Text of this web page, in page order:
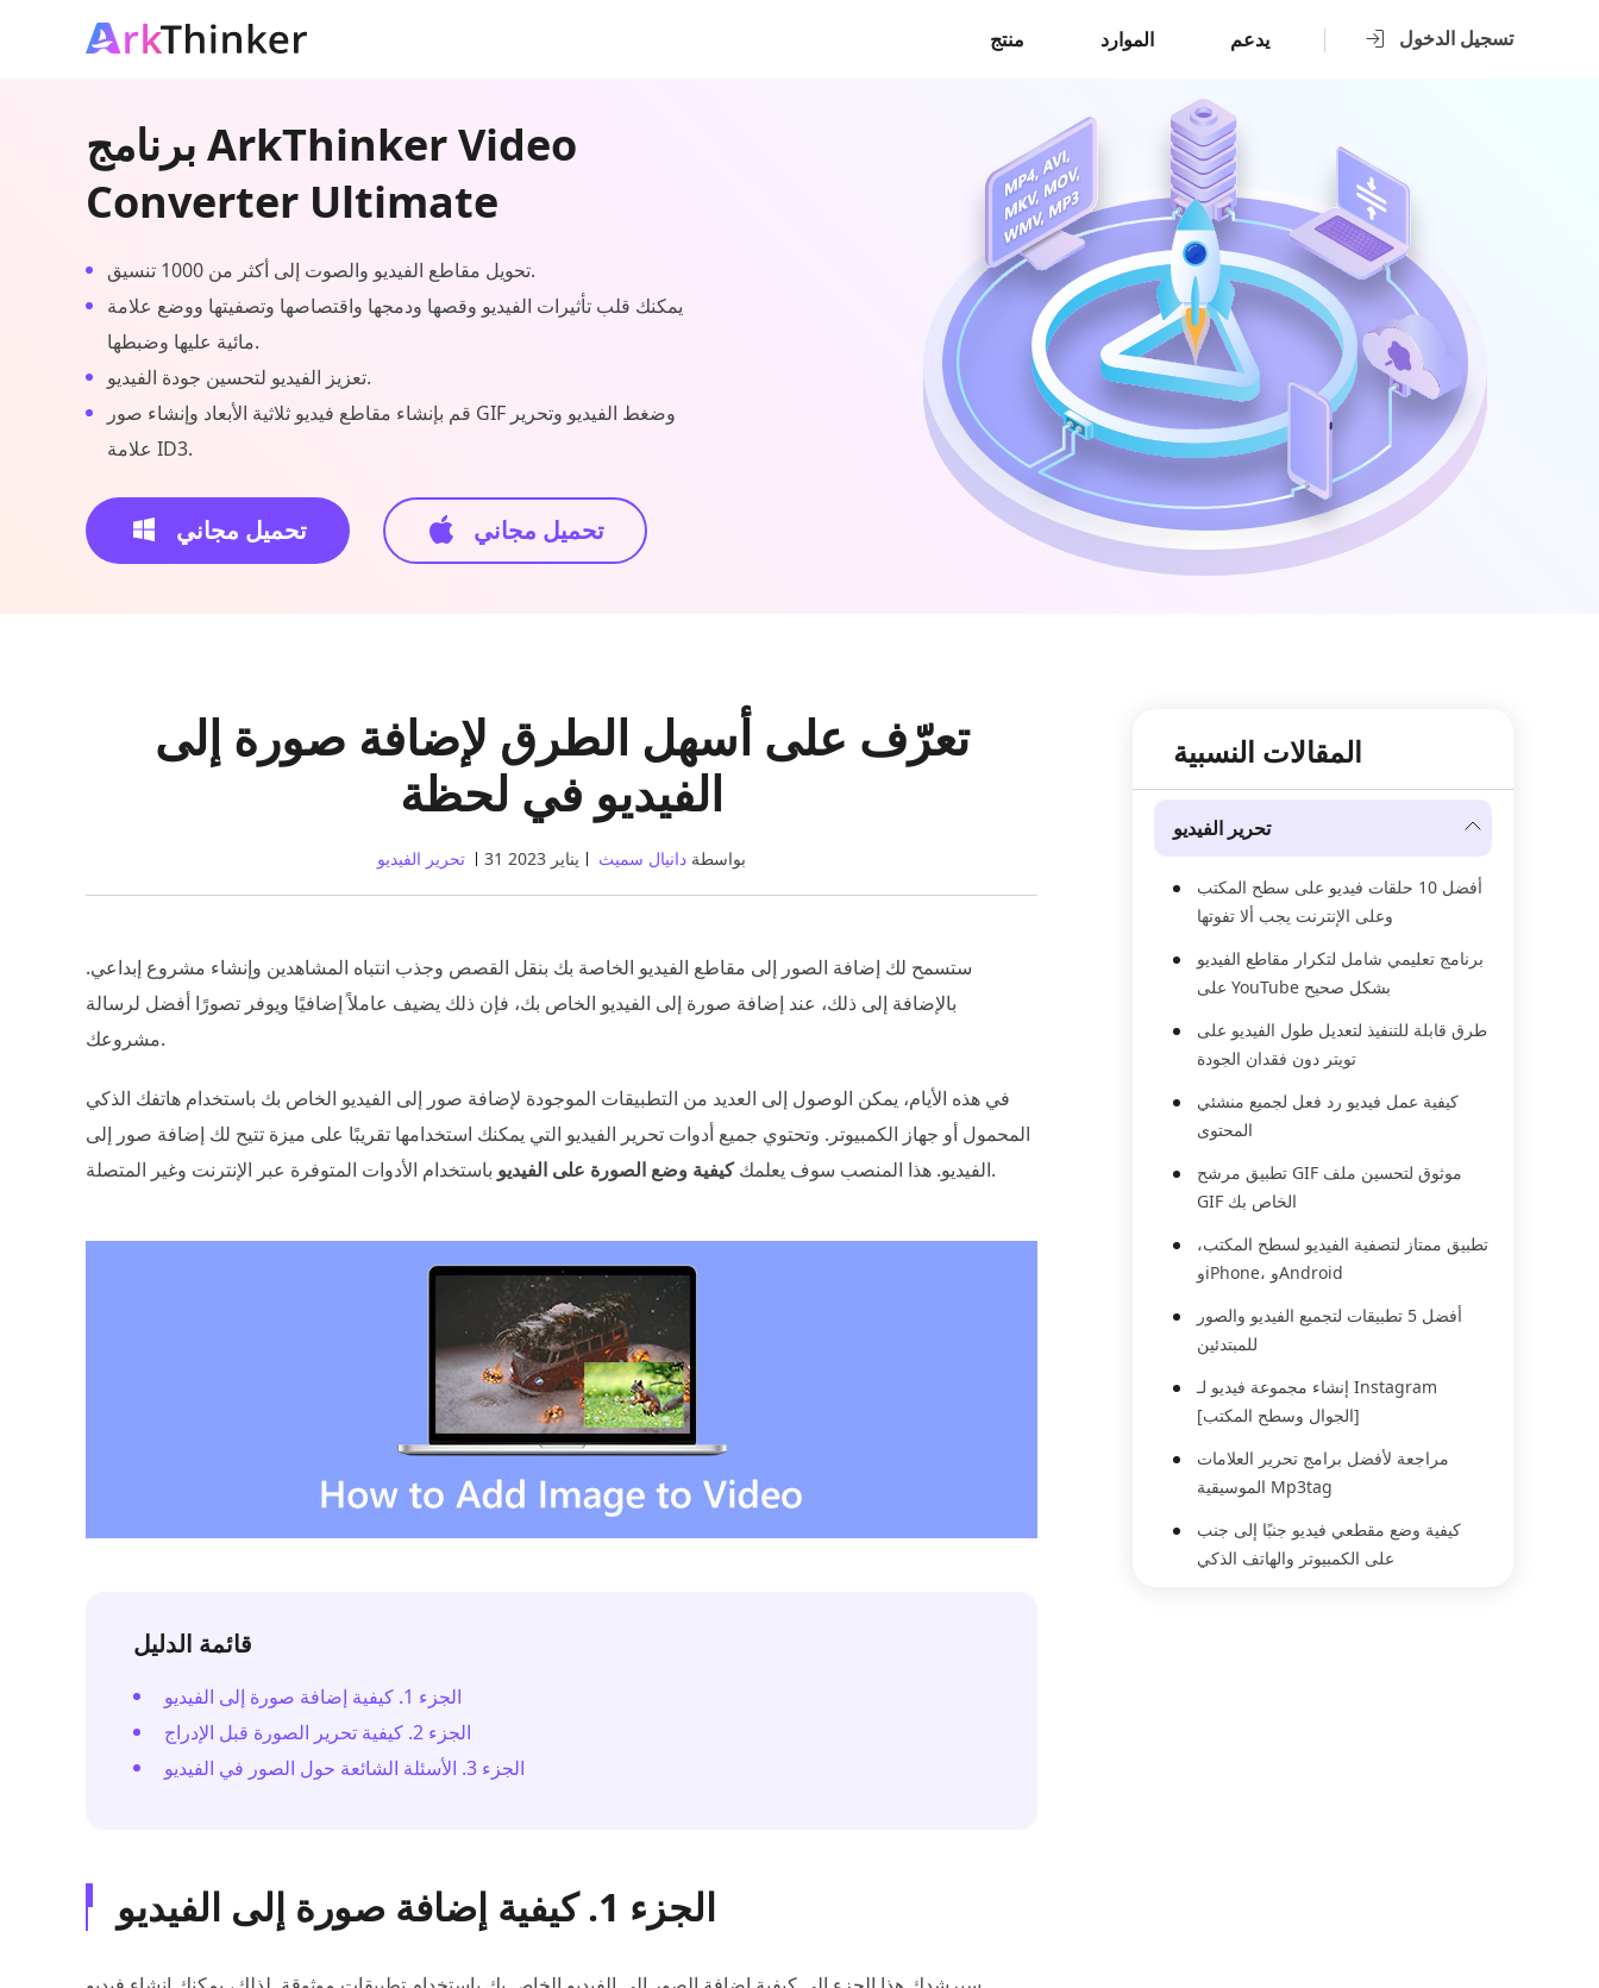
تسجيل الدخول منتج الموارد يدعم
برنامج ArkThinker Video
Converter Ultimate
تحويل مقاطع الفيديو والصوت إلى أكثر من 1000 تنسيق.
يمكنك قلب تأثيرات الفيديو وقصها ودمجها واقتصاصها وتصفيتها ووضع علامة
مائية عليها وضبطها.
تعزيز الفيديو لتحسين جودة الفيديو.
قم بإنشاء مقاطع فيديو ثلاثية الأبعاد وإنشاء صور GIF وضغط الفيديو وتحرير
علامة ID3.
تحميل مجاني تحميل مجاني
تعرّف على أسهل الطرق لإضافة صورة إلى
الفيديو في لحظة
بواسطة دانيال سميث 31 يناير 2023 تحرير الفيديو
ستسمح لك إضافة الصور إلى مقاطع الفيديو الخاصة بك بنقل القصص وجذب انتباه المشاهدين وإنشاء مشروع إبداعي.
بالإضافة إلى ذلك، عند إضافة صورة إلى الفيديو الخاص بك، فإن ذلك يضيف عاملاً إضافيًا ويوفر تصورًا أفضل لرسالة
مشروعك.
في هذه الأيام، يمكن الوصول إلى العديد من التطبيقات الموجودة لإضافة صور إلى الفيديو الخاص بك باستخدام هاتفك الذكي
المحمول أو جهاز الكمبيوتر. وتحتوي جميع أدوات تحرير الفيديو التي يمكنك استخدامها تقريبًا على ميزة تتيح لك إضافة صور إلى
الفيديو. هذا المنصب سوف يعلمككيفية وضع الصورة على الفيديو باستخدام الأدوات المتوفرة عبر الإنترنت وغير المتصلة.
قائمة الدليل
الجزء 1. كيفية إضافة صورة إلى الفيديو
الجزء 2. كيفية تحرير الصورة قبل الإدراج
الجزء 3. الأسئلة الشائعة حول الصور في الفيديو
الجزء 1. كيفية إضافة صورة إلى الفيديو
المقالات النسبية
تحرير الفيديو
أفضل 10 حلقات فيديو على سطح المكتب
وعلى الإنترنت يجب ألا تفوتها
برنامج تعليمي شامل لتكرار مقاطع الفيديو
على YouTube بشكل صحيح
طرق قابلة للتنفيذ لتعديل طول الفيديو على
تويتر دون فقدان الجودة
كيفية عمل فيديو رد فعل لجميع منشئي
المحتوى
تطبيق مرشح GIF موثوق لتحسين ملف
GIF الخاص بك
تطبيق ممتاز لتصفية الفيديو لسطح المكتب،
وiPhone، وAndroid
أفضل 5 تطبيقات لتجميع الفيديو والصور
للمبتدئين
إنشاء مجموعة فيديو لـ Instagram
[الجوال وسطح المكتب]
مراجعة لأفضل برامج تحرير العلامات
الموسيقية Mp3tag
كيفية وضع مقطعي فيديو جنبًا إلى جنب
على الكمبيوتر والهاتف الذكي